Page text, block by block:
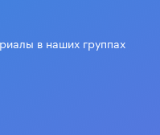
в наших группах